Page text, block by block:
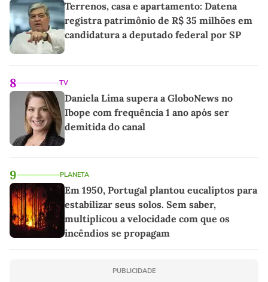
Terrenos, casa e apartamento: Datena
registra patrimônio de R$ 35 milhões em
candidatura a deputado federal por SP
8 TV
Daniela Lima supera a GloboNews no
Ibope com frequência 1 ano após ser
demitida do canal
9 PLANETA
Em 1950, Portugal plantou eucaliptos para
estabilizar seus solos. Sem saber,
multiplicou a velocidade com que os
incêndios se propagam
PUBLICIDADE